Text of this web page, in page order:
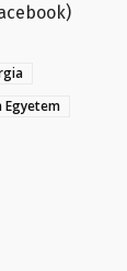
Egyetem